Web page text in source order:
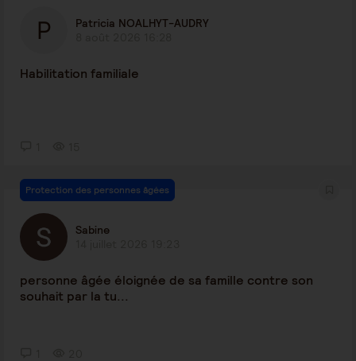
Patricia NOALHYT-AUDRY
Habilitation familiale
Protection des personnes âgées
Sabine
personne âgée éloignée de sa famille contre son
souhait par la tu...